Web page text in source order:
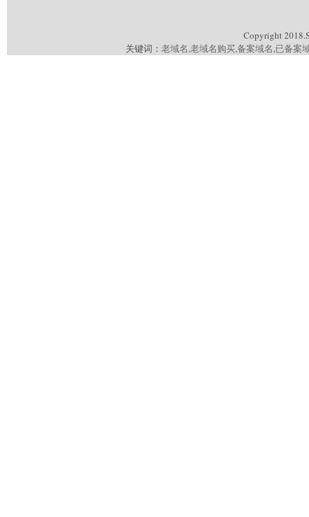
Copyright
关键词： 老域名,老域名购买,备案域名,已备案